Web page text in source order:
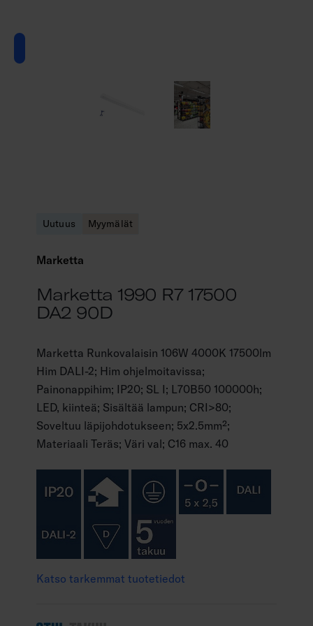
Uutuus Myymälät
Marketta
Marketta 1990 R7 17500
DA2 90D
Marketta Runkovalaisin 106W 4000K 17500lm
Him DALI-2; Him ohjelmoitavissa;
Painonappihim; IP20; SL I; L70B50 100000h;
LED, kiinteä; Sisältää lampun; CRI>80;
Soveltuu läpijohdotukseen; 5x2.5mm²;
Materiaali Teräs; Väri val; C16 max. 40
Katso tarkemmat tuotetiedot